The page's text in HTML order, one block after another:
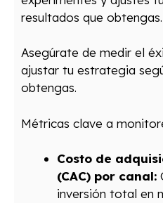
resultados que obtengas.
Asegúrate de medir el
ajustar tu estrategia
obtengas.
Métricas clave a
Costo de
(CAC) por canal:
inversión total en